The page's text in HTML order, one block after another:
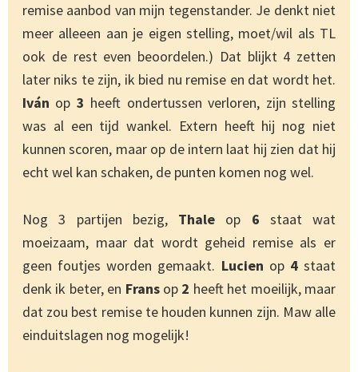
remise aanbod van mijn tegenstander. Je denkt niet
meer alleeen aan je eigen stelling, moet/wil als TL
ook de rest even beoordelen.) Dat blijkt 4 zetten
later niks te zijn, ik bied nu remise en dat wordt het.
Iván op 3 heeft ondertussen verloren, zijn stelling
was al een tijd wankel. Extern heeft hij nog niet
kunnen scoren, maar op de intern laat hij zien dat hij
echt wel kan schaken, de punten komen nog wel.
Nog 3 partijen bezig, Thale op 6 staat wat
moeizaam, maar dat wordt geheid remise als er
geen foutjes worden gemaakt. Lucien op 4staat
denk ik beter, en Fransop 2 heeft het moeilijk, maar
dat zou best remise te houden kunnen zijn. Maw alle
einduitslagen nog mogelijk!